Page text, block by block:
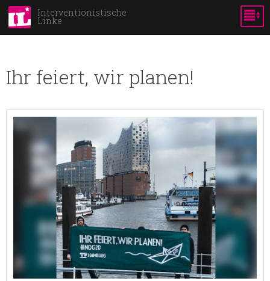
Skip to
content
Interventionistische
Linke
Ihr feiert, wir planen!